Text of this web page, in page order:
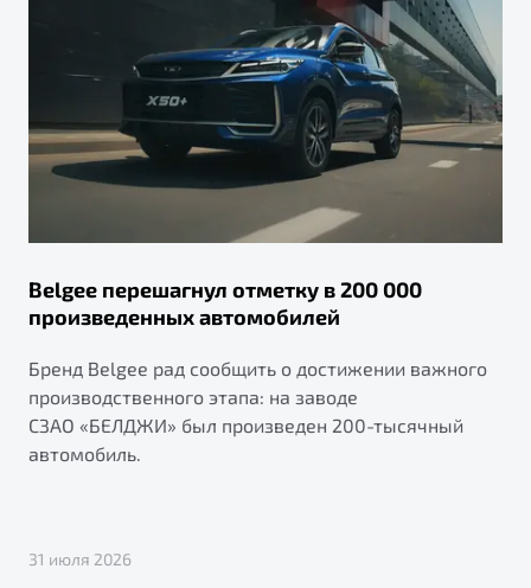
Belgee перешагнул отметку в 200 000
произведенных автомобилей
Бренд Belgee рад сообщить о достижении важного
производственного этапа: на заводе
СЗАО «БЕЛДЖИ» был произведен 200-тысячный
автомобиль.
31 июля 2026